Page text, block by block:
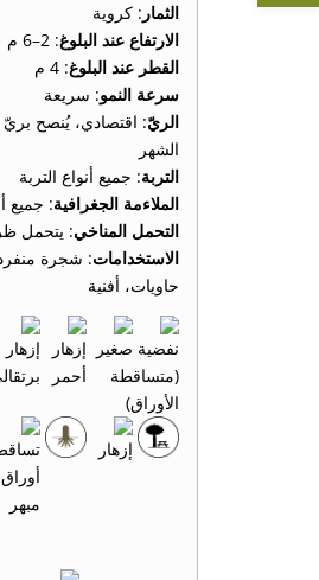
الثمار : كروية
الارتفاع عند البلوغ: 2–6 م
القطر عند البلوغ: 4 م
سرعة النمو: سريعة
الريّ: اقتصادي، يُنصح
الشهر
التربة: جميع أنواع التربة
الملاءمة الجغرافية: جميع
التحمل المناخي: يتحمل
الاستخدامات: شجرة
حاويات، أفنية